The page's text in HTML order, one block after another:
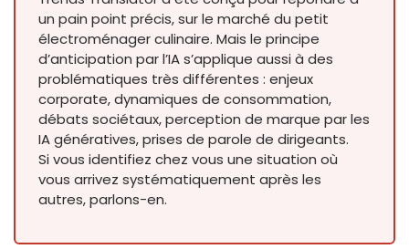
un pain point précis, sur le marché du petit
électroménager culinaire. Mais le principe
d’anticipation par l’IA s’applique aussi à des
problématiques très différentes : enjeux
corporate, dynamiques de consommation,
débats sociétaux, perception de marque par les
IA génératives, prises de parole de dirigeants.
Si vous identifiez chez vous une situation où
vous arrivez systématiquement après les
autres, parlons-en.